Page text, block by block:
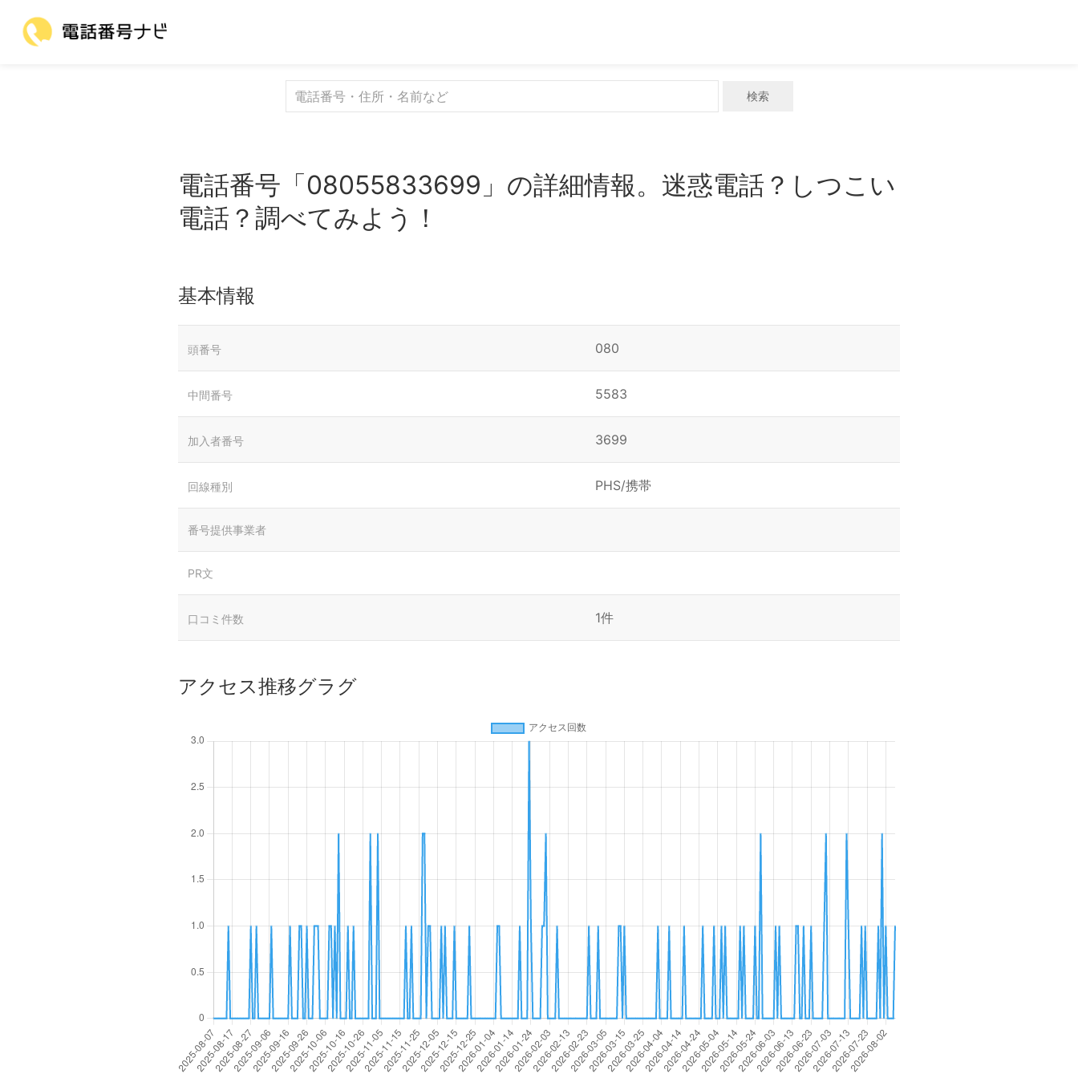
検索
電話番号「08055833699」の詳細情報。迷惑電話？しつこい
電話？調べてみよう！
基本情報
頭番号 080
中間番号 5583
加入者番号 3699
回線種別 PHS/携帯
番号提供事業者
PR文
口コミ件数 1件
アクセス推移グラグ